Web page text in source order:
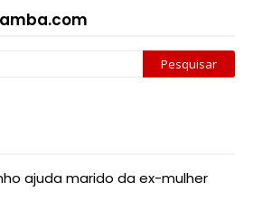
ajuda marido da ex-mulher